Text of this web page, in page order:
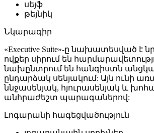
սեյֆ
թեյնիկ
Նկարագիր
«Executive Suite»-ը նախատեսված է
ովքեր սիրում են
նախընտրում են հանգիստն
ընդարձակ սենյակում: Այն ունի
ննջասենյակ, հյուրասենյակ և
անհրաժեշտ պարագաներով:
Լոգարանի հագեցվածություն